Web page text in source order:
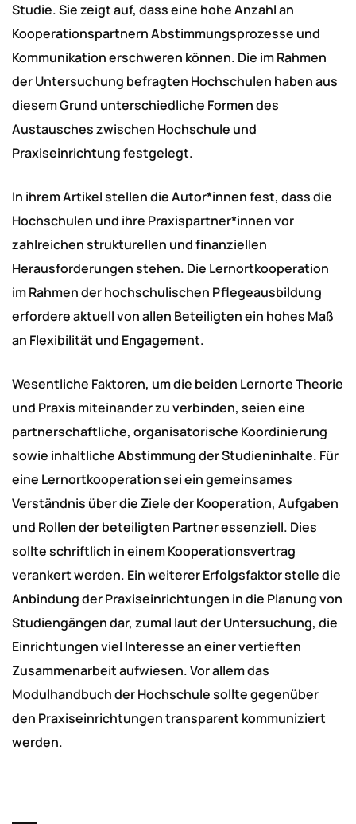
Studie. Sie zeigt auf, dass eine hohe Anzahl an
Kooperationspartnern Abstimmungsprozesse und
Kommunikation erschweren können. Die im Rahmen
der Untersuchung befragten Hochschulen haben aus
diesem Grund unterschiedliche Formen des
Austausches zwischen Hochschule und
Praxiseinrichtung festgelegt.
In ihrem Artikel stellen die Autor*innen fest, dass die
Hochschulen und ihre Praxispartner*innen vor
zahlreichen strukturellen und finanziellen
Herausforderungen stehen. Die Lernortkooperation
im Rahmen der hochschulischen Pflegeausbildung
erfordere aktuell von allen Beteiligten ein hohes Maß
an Flexibilität und Engagement.
Wesentliche Faktoren, um die beiden Lernorte Theorie
und Praxis miteinander zu verbinden, seien eine
partnerschaftliche, organisatorische Koordinierung
sowie inhaltliche Abstimmung der Studieninhalte. Für
eine Lernortkooperation sei ein gemeinsames
Verständnis über die Ziele der Kooperation, Aufgaben
und Rollen der beteiligten Partner essenziell. Dies
sollte schriftlich in einem Kooperationsvertrag
verankert werden. Ein weiterer Erfolgsfaktor stelle die
Anbindung der Praxiseinrichtungen in die Planung von
Studiengängen dar, zumal laut der Untersuchung, die
Einrichtungen viel Interesse an einer vertieften
Zusammenarbeit aufwiesen. Vor allem das
Modulhandbuch der Hochschule sollte gegenüber
den Praxiseinrichtungen transparent kommuniziert
werden.